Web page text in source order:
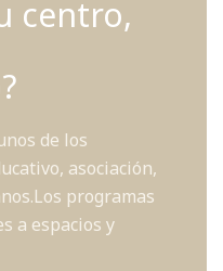
centro,
de los
asociación,
programas
a espacios y